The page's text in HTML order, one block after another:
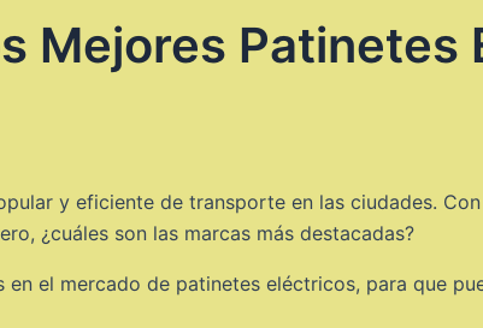
Mejores Patinetes
y eficiente de transporte en las ciudades.
¿cuáles son las marcas más destacadas?
el mercado de patinetes eléctricos, para que